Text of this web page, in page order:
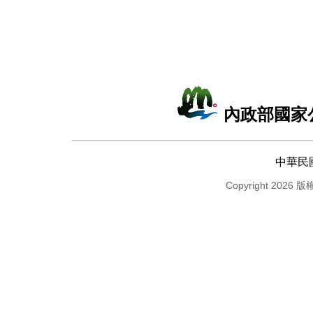
內政部國
中華民
Copyright 2026 版